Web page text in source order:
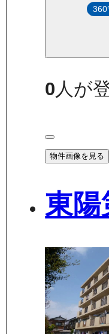
0 人が
物件画像を見る
東陽